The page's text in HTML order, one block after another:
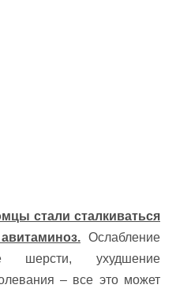
стали сталкиваться
Ослабление
шерсти, ухудшение
– все это может